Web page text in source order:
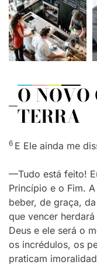
O NOVO
TERRA
6 E Ele ainda me
—Tudo está feito!
Princípio e o Fim.
beber, de graça,
que vencer
Deus e ele será o
os incrédulos, os
praticam